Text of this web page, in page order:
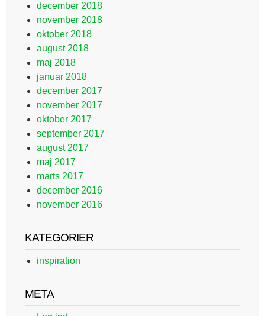
december 2018
november 2018
oktober 2018
august 2018
maj 2018
januar 2018
december 2017
november 2017
oktober 2017
september 2017
august 2017
maj 2017
marts 2017
december 2016
november 2016
KATEGORIER
inspiration
META